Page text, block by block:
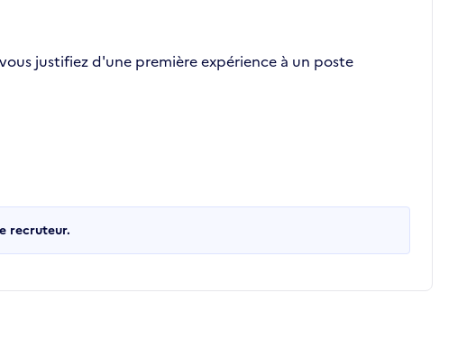
justifiez d'une première expérience à un poste
recruteur.